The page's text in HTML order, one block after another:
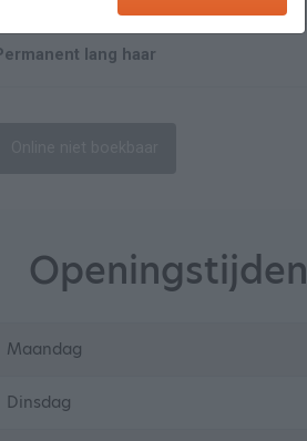
lang haar
Openingstijden
Maandag
Dinsdag